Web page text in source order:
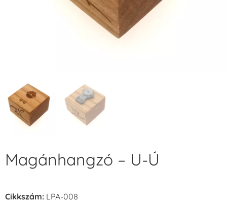
Magánhangzó – U-Ú
Cikkszám: LPA-008